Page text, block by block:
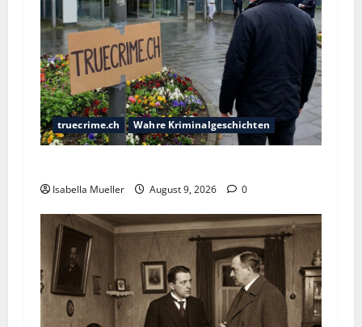
truecrime.ch Wahre Kriminalgeschichten
Isabella Mueller August 9, 2026 0